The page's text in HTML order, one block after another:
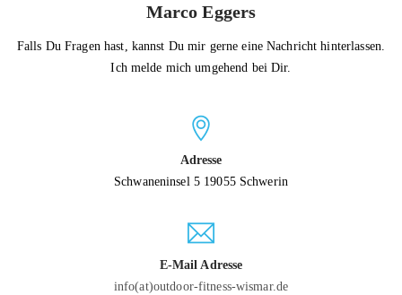
Marco Eggers
Falls Du Fragen hast, kannst Du mir gerne eine Nachricht hinterlassen.
Ich melde mich umgehend bei Dir.
Adresse
Schwaneninsel 5 19055 Schwerin
E-Mail Adresse
info(at)outdoor-fitness-wismar.de